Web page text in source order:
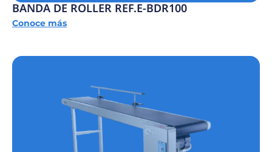
BANDA DE ROLLER REF.E-BDR100
Conoce más